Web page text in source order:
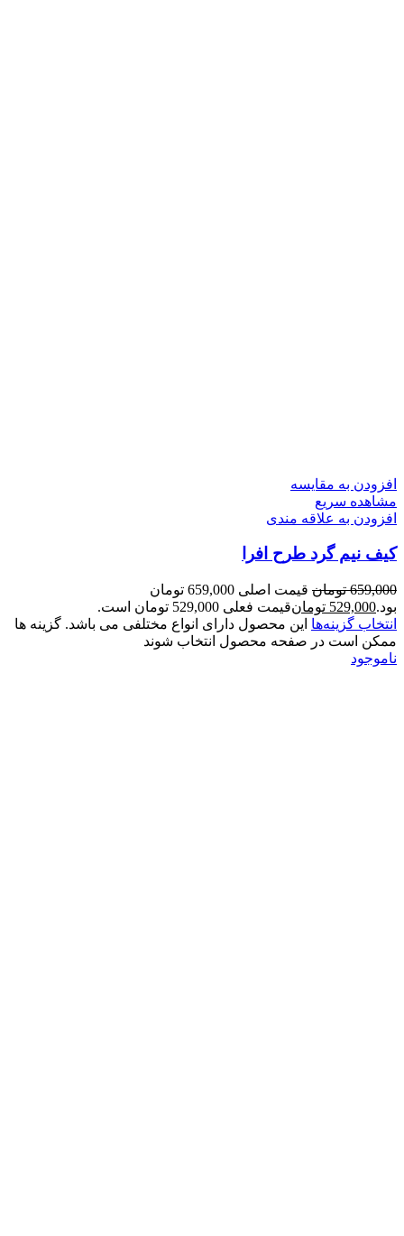
افزودن به مقایسه
مشاهده سریع
افزودن به علاقه مندی
کیف نیم گرد طرح افرا
659,000 تومان
قیمت اصلی 659,000 تومان
بود.529,000 تومانقیمت فعلی 529,000 تومان است.
انتخاب گزینه‌ها این محصول دارای انواع مختلفی می باشد. گزینه ها
ممکن است در صفحه محصول انتخاب شوند
ناموجود